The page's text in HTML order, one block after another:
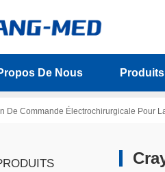
De Nous Produits
De Commande Électrochirurgicale Pour